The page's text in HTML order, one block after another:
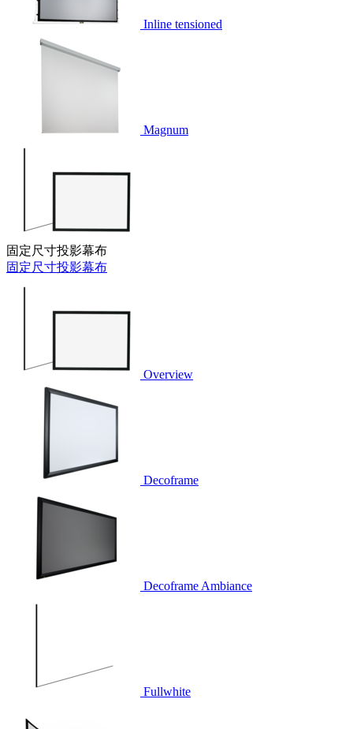
Inline tensioned
Magnum
固定尺寸投影幕布
固定尺寸投影幕布
Overview
Decoframe
Decoframe Ambiance
Fullwhite